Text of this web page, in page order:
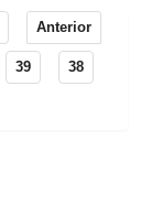
Anterior
38
39